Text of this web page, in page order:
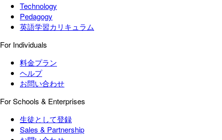
Technology
Pedagogy
英語学習カリキュラム
For Individuals
料金プラン
ヘルプ
お問い合わせ
For Schools & Enterprises
生徒として登録
Sales & Partnership